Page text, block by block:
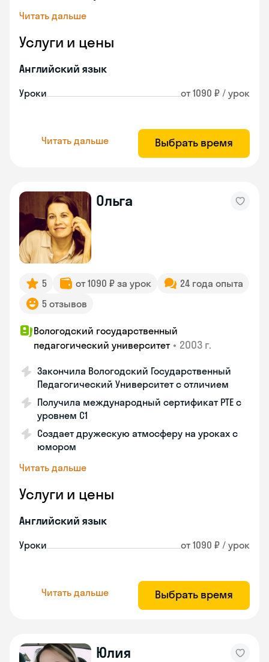
Читать дальше
Услуги и цены
Английский язык
Уроки от 1090 ₽ / урок
Читать дальше Выбрать время
Ольга
5 от 1090 ₽ за урок
24 года опыта
5 отзывов
Вологодский государственный
педагогический университет • 2003 г.
Закончила Вологодский Государственный
Педагогический Университет с отличием
Получила международный сертификат PTE с
уровнем C1
Создает дружескую атмосферу на уроках с
юмором
Читать дальше
Услуги и цены
Английский язык
Уроки от 1090 ₽ / урок
Читать дальше Выбрать время
Юлия